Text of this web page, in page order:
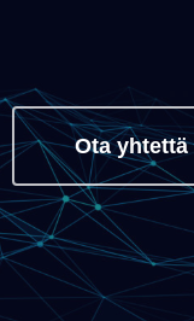
Ota yhtettä